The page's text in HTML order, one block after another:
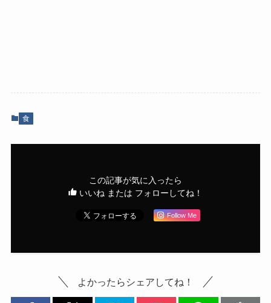
食
この記事が気に入ったら
いいね または フォローしてね！
Follow Me
よかったらシェアしてね！